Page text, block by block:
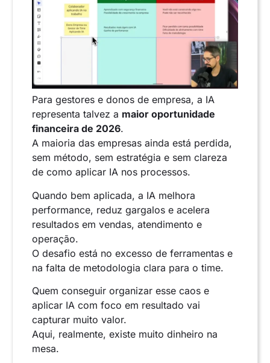
Para gestores e donos de empresa, a IA
representa talvez a maior oportunidade
financeira de 2026.
A maioria das empresas ainda está perdida,
sem método, sem estratégia e sem clareza
de como aplicar IA nos processos.
Quando bem aplicada, a IA melhora
performance, reduz gargalos e acelera
resultados em vendas, atendimento e
operação.
O desafio está no excesso de ferramentas e
na falta de metodologia clara para o time.
Quem conseguir organizar esse caos e
aplicar IA com foco em resultado vai
capturar muito valor.
Aqui, realmente, existe muito dinheiro na
mesa.